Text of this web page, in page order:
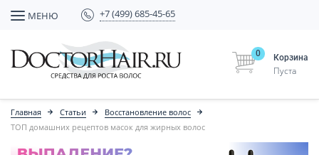
МЕНЮ +7 (499) 685-45-65
Корзина
0
Пуста
Главная Статьи
Восстановление волос
ТОП домашних рецептов масок для жирных волос